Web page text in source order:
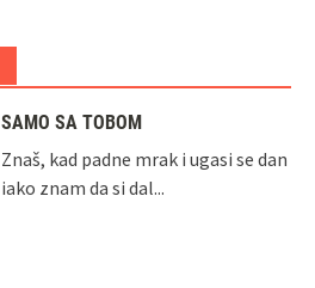
SAMO SA TOBOM
Znaš, kad padne mrak i ugasi se dan
iako znam da si dal...